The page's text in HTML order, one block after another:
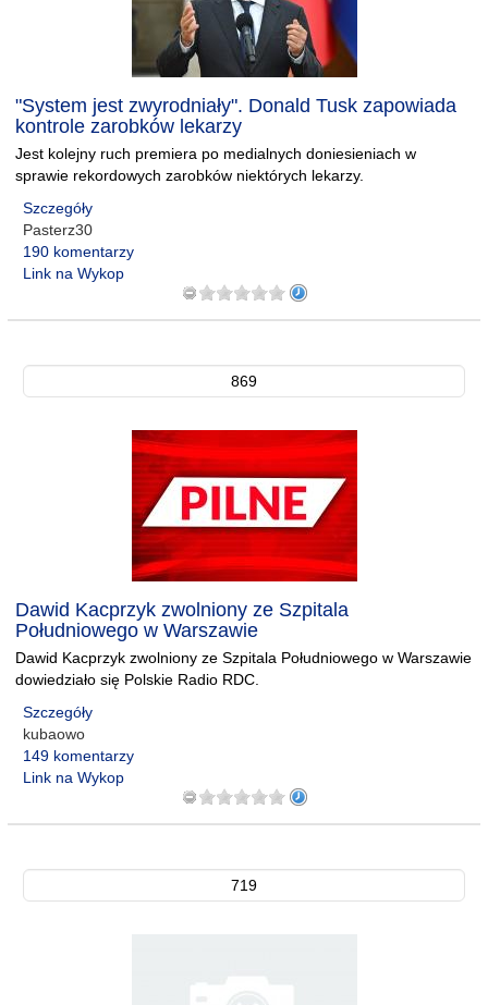
"System jest zwyrodniały". Donald Tusk zapowiada
kontrole zarobków lekarzy
Jest kolejny ruch premiera po medialnych doniesieniach w
sprawie rekordowych zarobków niektórych lekarzy.
Szczegóły
Pasterz30
190 komentarzy
Link na Wykop
869
Dawid Kacprzyk zwolniony ze Szpitala
Południowego w Warszawie
Dawid Kacprzyk zwolniony ze Szpitala Południowego w Warszawie
dowiedziało się Polskie Radio RDC.
Szczegóły
kubaowo
149 komentarzy
Link na Wykop
719